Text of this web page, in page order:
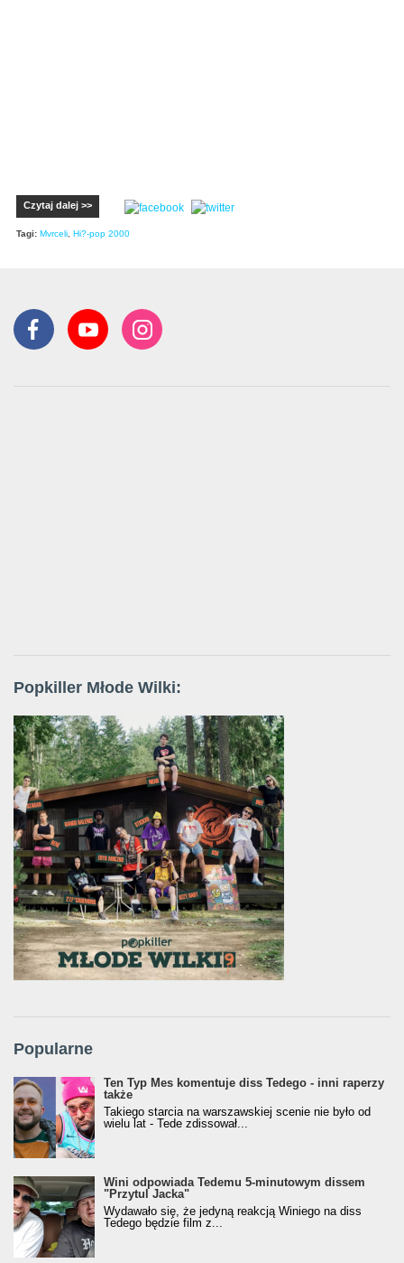
Czytaj dalej >>
Tagi: Mvrceli, Hi?-pop 2000
Popkiller Młode Wilki:
Popularne
Ten Typ Mes komentuje diss Tedego - inni raperzy
także
Takiego starcia na warszawskiej scenie nie było od
wielu lat - Tede zdissował...
Wini odpowiada Tedemu 5-minutowym dissem
"Przytul Jacka"
Wydawało się, że jedyną reakcją Winiego na diss
Tedego będzie film z...